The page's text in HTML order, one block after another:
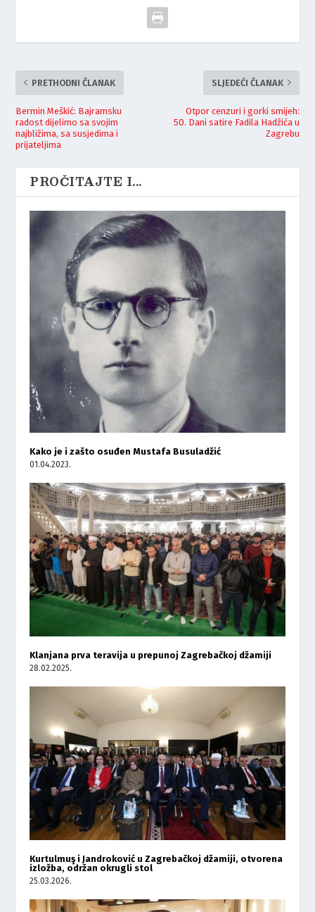
PRETHODNI ČLANAK
Bermin Meškić: Bajramsku
radost dijelimo sa svojim
najbližima, sa susjedima i
prijateljima
SLJEDEĆI ČLANAK
Otpor cenzuri i gorki smijeh:
50. Dani satire Fadila Hadžića u
Zagrebu
PROČITAJTE I...
Kako je i zašto osuđen Mustafa Busuladžić
01.04.2023.
Klanjana prva teravija u prepunoj Zagrebačkoj džamiji
28.02.2025.
Kurtulmuş i Jandroković u Zagrebačkoj džamiji, otvorena
izložba, održan okrugli stol
25.03.2026.